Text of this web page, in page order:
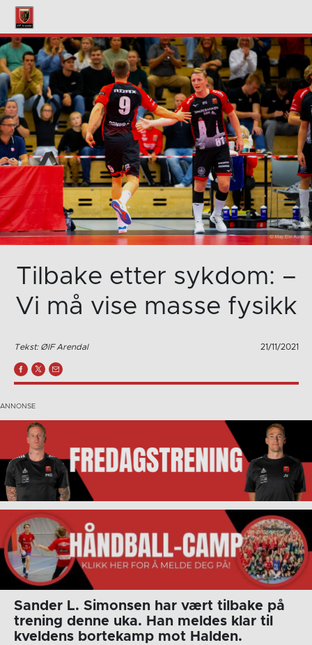
Tilbake etter sykdom: –
Vi må vise masse fysikk
Tekst: ØIF Arendal 21/11/2021
Sander L. Simonsen har vært tilbake på
trening denne uka. Han meldes klar til
kveldens bortekamp mot Halden.